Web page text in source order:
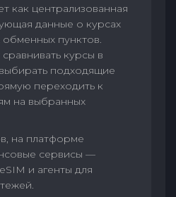
как централизованная
данные о курсах
пунктов.
курсы в
подходящие
переходить к
на выбранных
на платформе
сервисы —
и агенты для